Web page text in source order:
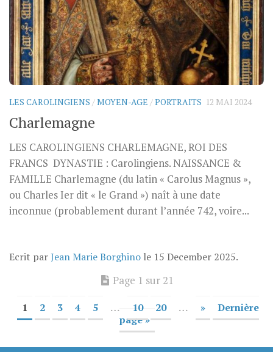
LES CAROLINGIENS /MOYEN-AGE /PORTRAITS 12 MAI 2024
Charlemagne
LES CAROLINGIENS CHARLEMAGNE, ROI DES
FRANCS DYNASTIE : Carolingiens. NAISSANCE &
FAMILLE Charlemagne (du latin « Carolus Magnus »,
ou Charles Ier dit « le Grand ») naît à une date
inconnue (probablement durant l’année 742, voire...
Ecrit parJean Marie Borghino le 15 December 2025.
Page 1 sur 21
1 2 3 4 5 … 10 20 … »
Dernière
page »